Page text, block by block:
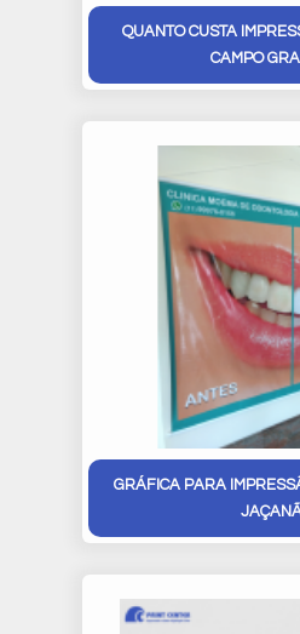
QUANTO CUSTA
CAMPO
GRÁFICA PARA